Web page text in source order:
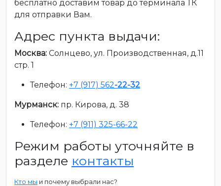
бесплатно доставим товар до терминала ТК
для отправки Вам.
Адрес пункта выдачи:
Москва: Солнцево, ул. Производственная, д.11
стр. 1
Телефон: +7 (917) 562-22-32
Мурманск: пр. Кирова, д. 38
Телефон: +7 (911) 325-66-22
Режим работы уточняйте в
разделе контакты
Кто мы и почему выбрали нас?